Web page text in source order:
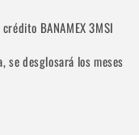
BANAMEX 3MSI
desglosará los meses